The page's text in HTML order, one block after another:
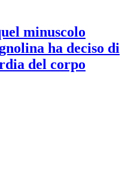
minuscolo
ha deciso di
del corpo